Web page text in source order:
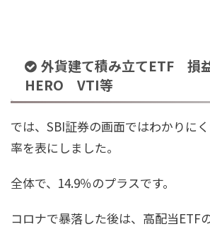
外貨建て積み立てETF 損
HERO VTI等
では、SBI証券の画面ではわかりに
率を表にしました。
全体で、14.9％のプラスです。
コロナで暴落した後は、高配当ETF